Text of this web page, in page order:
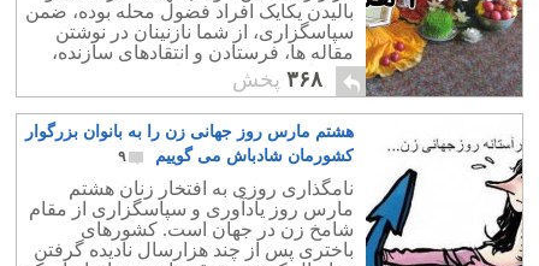
بالیدن یکایک افراد فضول محله بوده، ضمن
سپاسگزاری، از شما نازنینان در نوشتن
مقاله ها، فرستادن و انتقادهای سازنده،
درخواست کمک و همکاری بیشتر دارد.
۳۶۸ پخش
هشتم مارس روز جهانی زن را به بانوان بزرگوار
کشورمان شادباش می گوییم
۹
نامگذاری روزی به افتخار زنان هشتم
مارس روز یادآوری و سپاسگزاری از مقام
شامخ زن در جهان است. کشورهای
باختری پس از چند هزارسال نادیده گرفتن